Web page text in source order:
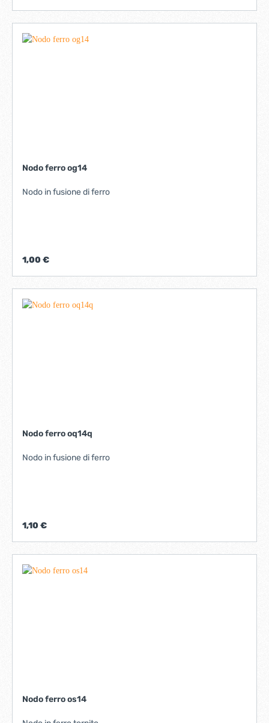
Nodo ferro og14
Nodo in fusione di ferro
1,00 €
Nodo ferro oq14q
Nodo in fusione di ferro
1,10 €
Nodo ferro os14